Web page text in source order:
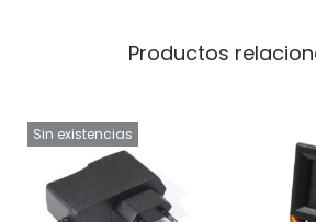
Productos
Sin existencias